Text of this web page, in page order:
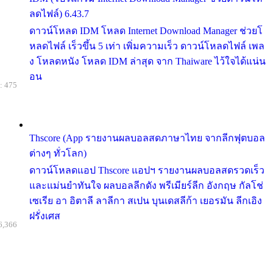
ลดไฟล์) 6.43.7
ดาวน์โหลด IDM โหลด Internet Download Manager ช่วยโ
หลดไฟล์ เร็วขึ้น 5 เท่า เพิ่มความเร็ว ดาวน์โหลดไฟล์ เพล
ง โหลดหนัง โหลด IDM ล่าสุด จาก Thaiware ไว้ใจได้แน่น
อน
Thscore (App รายงานผลบอลสดภาษาไทย จากลีกฟุตบอล
ต่างๆ ทั่วโลก)
ดาวน์โหลดแอป Thscore แอปฯ รายงานผลบอลสดรวดเร็ว
และแม่นยำทันใจ ผลบอลลีกดัง พรีเมียร์ลีก อังกฤษ กัลโช่
เซเรีย อา อิตาลี ลาลีกา สเปน บุนเดสลีก้า เยอรมัน ลีกเอิง
ฝรั่งเศส
475